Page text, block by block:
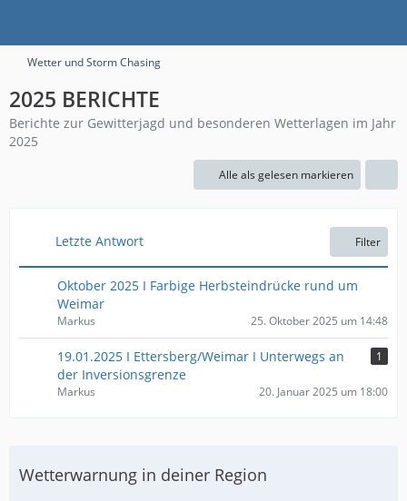
Wetter und Storm Chasing
2025 BERICHTE
Berichte zur Gewitterjagd und besonderen Wetterlagen im Jahr
2025
Alle als gelesen markieren
Letzte Antwort Filter
Oktober 2025 I Farbige Herbsteindrücke rund um
Weimar
Markus 25. Oktober 2025 um 14:48
19.01.2025 I Ettersberg/Weimar I Unterwegs an
der Inversionsgrenze
1
Markus 20. Januar 2025 um 18:00
Wetterwarnung in deiner Region